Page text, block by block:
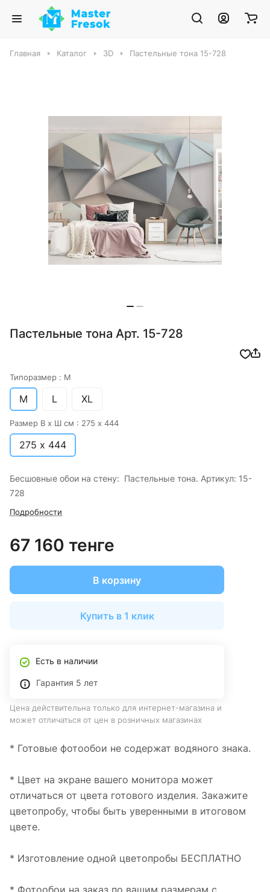
Главная Каталог 3D Пастельные тона 15-728
Пастельные тона Арт. 15-728
Типоразмер : M
M L XL
Размер В х Ш см : 275 х 444
275 х 444
Бесшовные обои на стену: Пастельные тона. Артикул: 15-
728
Подробности
67 160 тенге
В корзину
Купить в 1 клик
Есть в наличии
Гарантия 5 лет
Цена действительна только для интернет-магазина и
может отличаться от цен в розничных магазинах
* Готовые фотообои не содержат водяного знака.
* Цвет на экране вашего монитора может
отличаться от цвета готового изделия. Закажите
цветопробу, чтобы быть уверенными в итоговом
цвете.
* Изготовление одной цветопробы БЕСПЛАТНО